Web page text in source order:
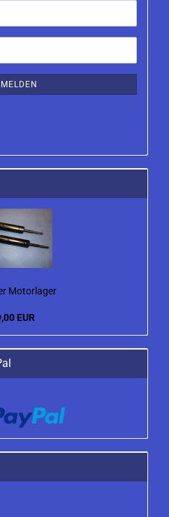
Motorlager
EUR